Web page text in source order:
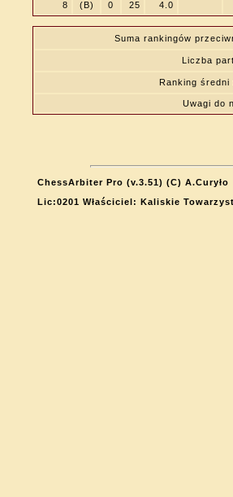
8
(B) 0 25 4.0
Suma rankingów
Liczba
Ranking średni
Uwagi do
ChessArbiter Pro (v.3.51) (C) A.Curyło
Lic:0201 Właściciel: Kaliskie